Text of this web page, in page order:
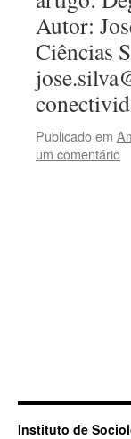
Autor:
Ciências
Publicado em
um comentário
Instituto de